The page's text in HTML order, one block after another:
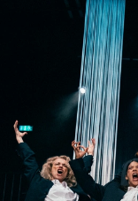
Vermietung
Newsletter
SPENDEN +
Translate to
SUCHE
Suchen